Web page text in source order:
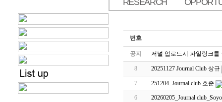
RESEARCH
번호
공지 저널 업로드시 파일링크
8 20251127 Journal Club 상규
7 251204_Journal club 호준
6 20260205_Journal